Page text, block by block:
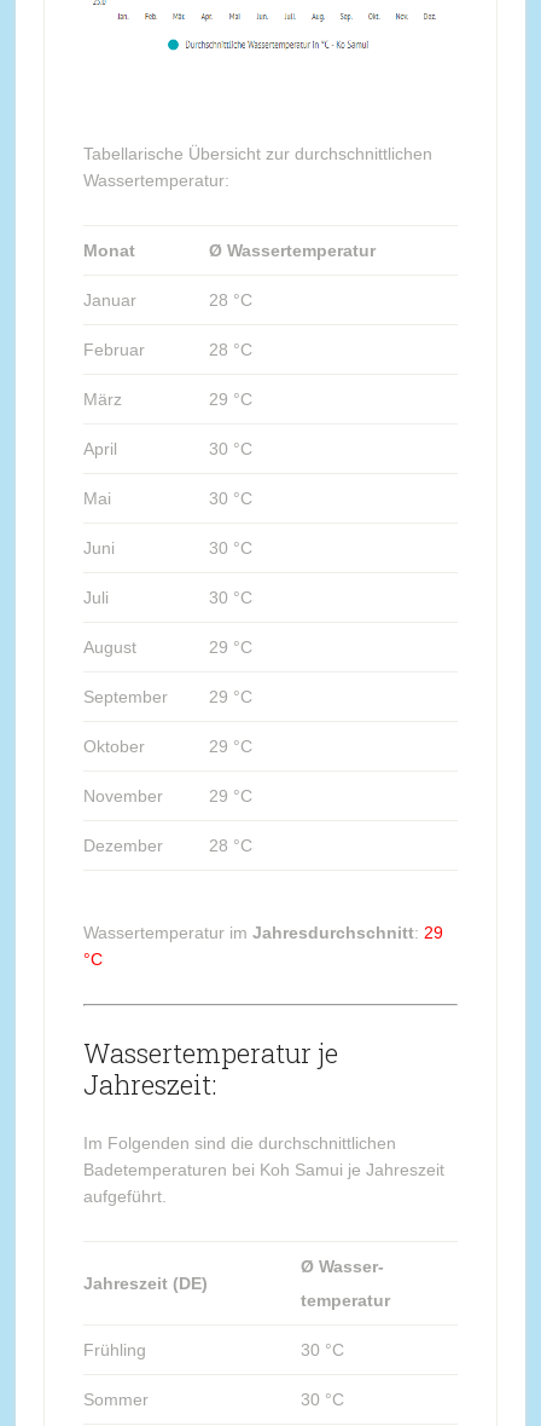
Tabellarische Übersicht zur durchschnittlichen
Wassertemperatur:
Monat Ø Wassertemperatur
Januar 28 °C
Februar 28 °C
März 29 °C
April 30 °C
Mai 30 °C
Juni 30 °C
Juli 30 °C
August 29 °C
September 29 °C
Oktober 29 °C
November 29 °C
Dezember 28 °C
Wassertemperatur im Jahresdurchschnitt: 29
°C
Wassertemperatur je
Jahreszeit:
Im Folgenden sind die durchschnittlichen
Badetemperaturen bei Koh Samui je Jahreszeit
aufgeführt.
Jahreszeit (DE)
Ø Wasser-
temperatur
Frühling 30 °C
Sommer 30 °C